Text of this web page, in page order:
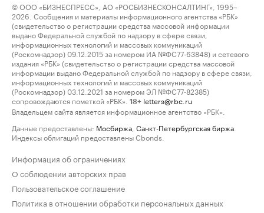
© ООО «БИЗНЕСПРЕСС», АО «РОСБИЗНЕСКОНСАЛТИНГ», 1995–
2026. Сообщения и материалы информационного агентства «РБК»
(свидетельство о регистрации средства массовой информации
выдано Федеральной службой по надзору в сфере связи,
информационных технологий и массовых коммуникаций
(Роскомнадзор) 09.12.2015 за номером ИА №ФС77-63848) и сетевого
издания «РБК» (свидетельство о регистрации средства массовой
информации выдано Федеральной службой по надзору в сфере связи,
информационных технологий и массовых коммуникаций
(Роскомнадзор) 03.12.2021 за номером ЭЛ №ФС77-82385)
сопровождаются пометкой «РБК».
18+ letters@rbc.ru
Владельцем сайта является информационное агентство «РБК».
Данные предоставлены: Мосбиржа Санкт-Петербургская биржа
Индексы облигаций предоставлены Cbonds.
Информация об ограничениях
О соблюдении авторских прав
Пользовательское соглашение
Политика в отношении обработки персональных данных